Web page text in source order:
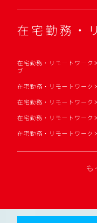
在宅勤務・
在宅勤務・リモートワーク
ブ
在宅勤務・リモートワー
在宅勤務・リモートワーク
在宅勤務・リモートワーク
在宅勤務・リモートワー
も